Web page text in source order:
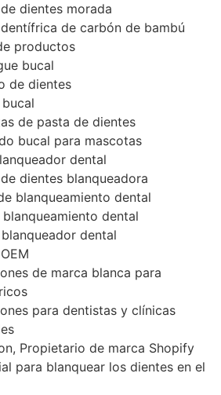
dientes morada
de carbón de bambú
productos
bucal
de dientes
de pasta de dientes
bucal para mascotas
dental
dientes blanqueadora
blanqueamiento dental
dental
dental
de marca blanca para
para dentistas y clínicas
Propietario de marca Shopify
para blanquear los dientes en el